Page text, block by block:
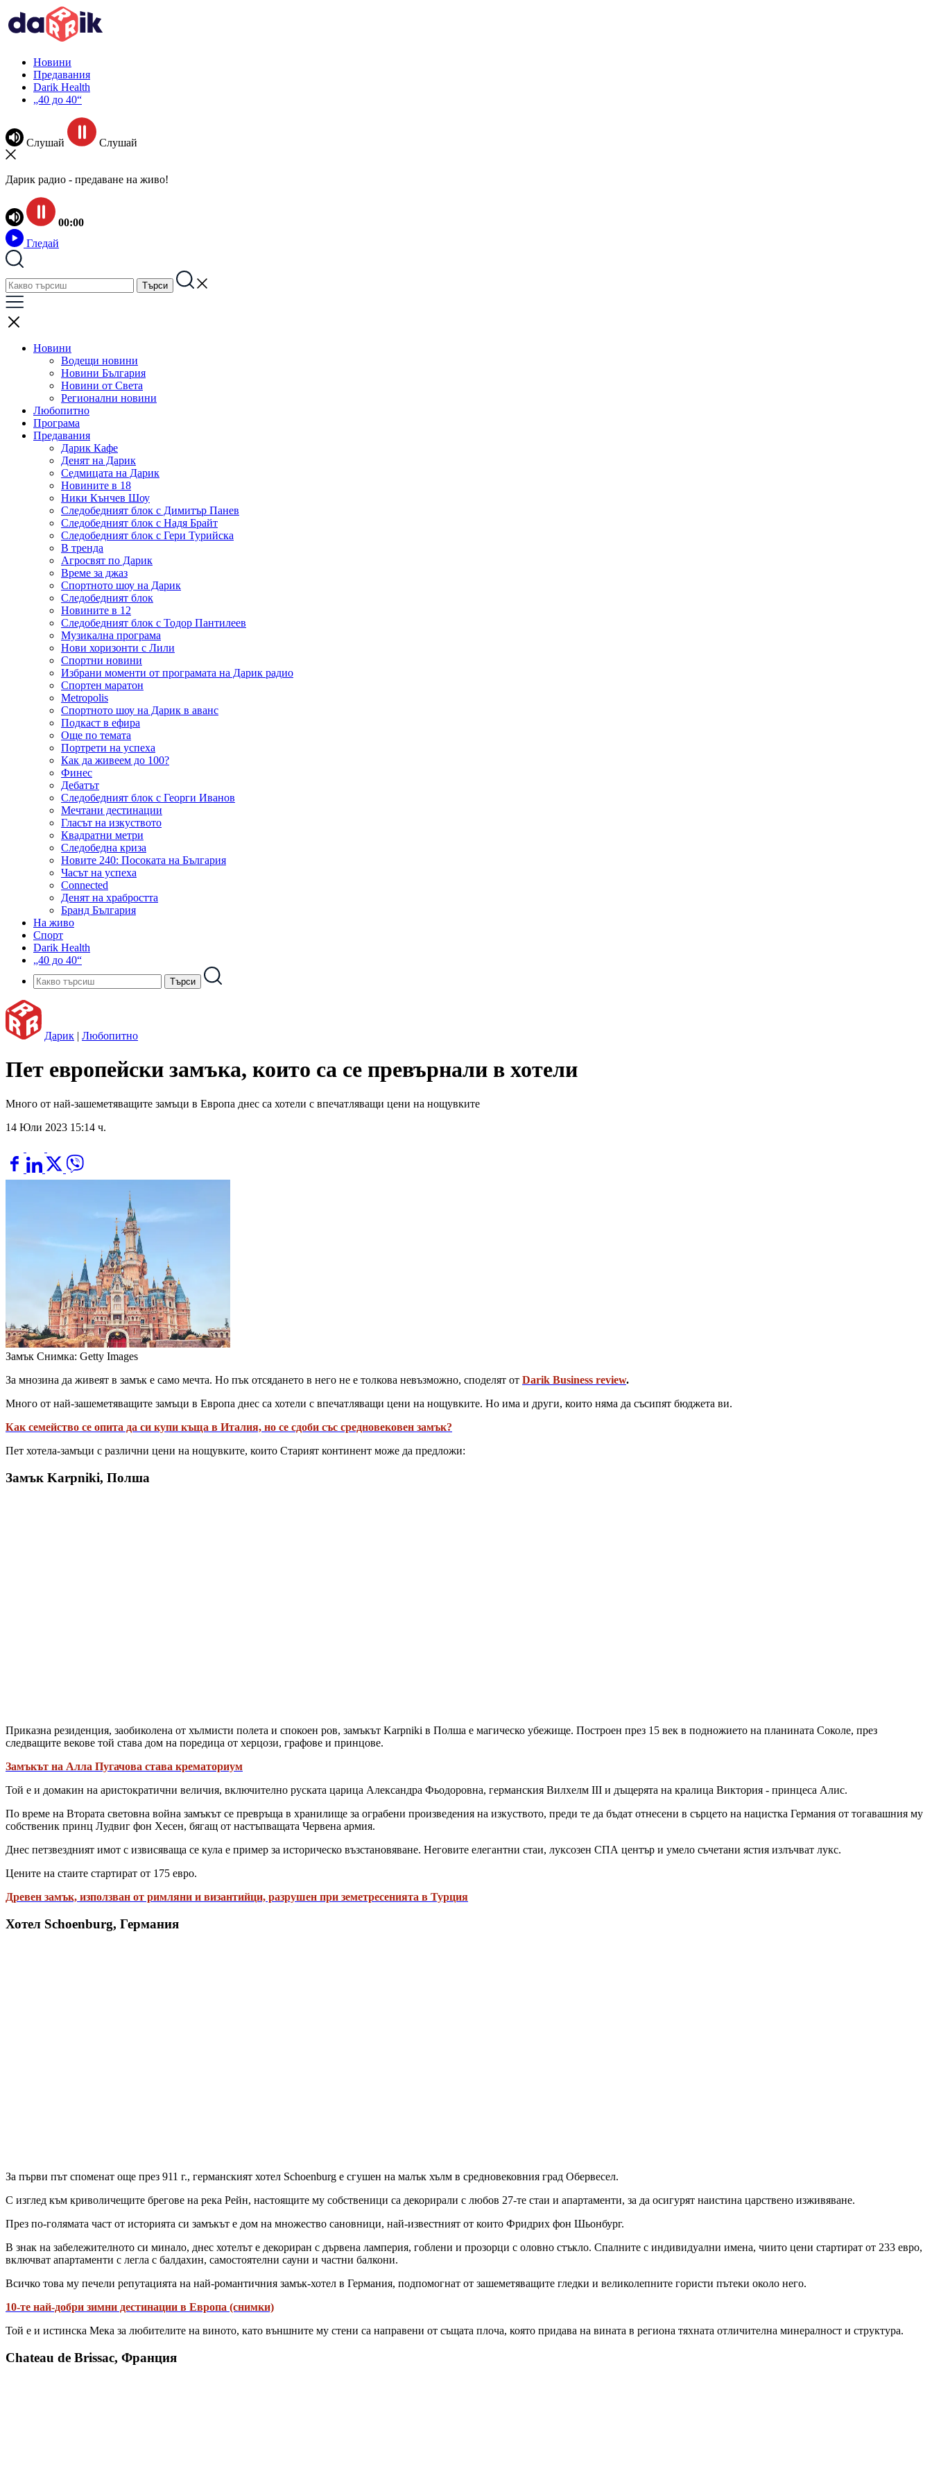
Новини
Предавания
Darik Health
„40 до 40“
Слушай Слушай
Дарик радио - предаване на живо!
00:00
Гледай
Новини
Водещи новини
Новини България
Новини от Света
Регионални новини
Любопитно
Програма
Предавания
Дарик Кафе
Денят на Дарик
Седмицата на Дарик
Новините в 18
Ники Кънчев Шоу
Следобедният блок с Димитър Панев
Следобедният блок с Надя Брайт
Следобедният блок с Гери Турийска
В тренда
Агросвят по Дарик
Време за джаз
Спортното шоу на Дарик
Следобедният блок
Новините в 12
Следобедният блок с Тодор Пантилеев
Музикална програма
Нови хоризонти с Лили
Спортни новини
Избрани моменти от програмата на Дарик радио
Спортен маратон
Metropolis
Спортното шоу на Дарик в аванс
Подкаст в ефира
Още по темата
Портрети на успеха
Как да живеем до 100?
Финес
Дебатът
Следобедният блок с Георги Иванов
Мечтани дестинации
Гласът на изкуството
Квадратни метри
Следобедна криза
Новите 240: Посоката на България
Часът на успеха
Connected
Денят на храбростта
Бранд България
На живо
Спорт
Darik Health
„40 до 40“
Дарик | Любопитно
Пет европейски замъка, които са се превърнали в хотели
Много от най-зашеметяващите замъци в Европа днес са хотели с впечатляващи цени на нощувките
14 Юли 2023 15:14 ч.
Замък Снимка: Getty Images
За мнозина да живеят в замък е само мечта. Но пък отсядането в него не е толкова невъзможно, споделят от Darik Business review.
Много от най-зашеметяващите замъци в Европа днес са хотели с впечатляващи цени на нощувките. Но има и други, които няма да съсипят бюджета ви.
Как семейство се опита да си купи къща в Италия, но се сдоби със средновековен замък?
Пет хотела-замъци с различни цени на нощувките, които Старият континент може да предложи:
Замък Karpniki, Полша
Приказна резиденция, заобиколена от хълмисти полета и спокоен ров, замъкът Karpniki в Полша е магическо убежище. Построен през 15 век в подножието на планината Соколе, през
следващите векове той става дом на поредица от херцози, графове и принцове.
Замъкът на Алла Пугачова става крематориум
Той е и домакин на аристократични величия, включително руската царица Александра Фьодоровна, германския Вилхелм III и дъщерята на кралица Виктория - принцеса Алис.
По време на Втората световна война замъкът се превръща в хранилище за ограбени произведения на изкуството, преди те да бъдат отнесени в сърцето на нацистка Германия от тогавашния му
собственик принц Лудвиг фон Хесен, бягащ от настъпващата Червена армия.
Днес петзвездният имот с извисяваща се кула е пример за историческо възстановяване. Неговите елегантни стаи, луксозен СПА център и умело съчетани ястия излъчват лукс.
Цените на стаите стартират от 175 евро.
Древен замък, използван от римляни и византийци, разрушен при земетресенията в Турция
Хотел Schoenburg, Германия
За първи път споменат още през 911 г., германският хотел Schoenburg е сгушен на малък хълм в средновековния град Обервесел.
С изглед към криволичещите брегове на река Рейн, настоящите му собственици са декорирали с любов 27-те стаи и апартаменти, за да осигурят наистина царствено изживяване.
През по-голямата част от историята си замъкът е дом на множество сановници, най-известният от които Фридрих фон Шьонбург.
В знак на забележителното си минало, днес хотелът е декориран с дървена ламперия, гоблени и прозорци с оловно стъкло. Спалните с индивидуални имена, чиито цени стартират от 233 евро,
включват апартаменти с легла с балдахин, самостоятелни сауни и частни балкони.
Всичко това му печели репутацията на най-романтичния замък-хотел в Германия, подпомогнат от зашеметяващите гледки и великолепните гористи пътеки около него.
10-те най-добри зимни дестинации в Европа (снимки)
Той е и истинска Мека за любителите на виното, като външните му стени са направени от същата плоча, която придава на вината в региона тяхната отличителна минералност и структура.
Chateau de Brissac, Франция